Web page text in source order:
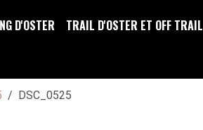
D'OSTER TRAIL D'OSTER ET OFF TRAIL
DSC_0525